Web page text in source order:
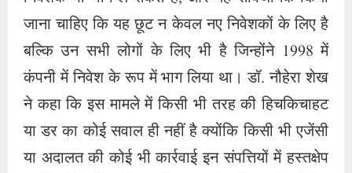
जाना चाहिए कि यह छूट न केवल नए निवेशकों के लिए है
बल्कि उन सभी लोगों के लिए भी है जिन्होंने 1998 में
कंपनी में निवेश के रूप में भाग लिया था। डॉ. नौहेरा शेख
ने कहा कि इस मामले में किसी भी तरह की हिचकिचाहट
या डर का कोई सवाल ही नहीं है क्योंकि किसी भी एजेंसी
या अदालत की कोई भी कार्रवाई इन संपत्तियों में हस्तक्षेप